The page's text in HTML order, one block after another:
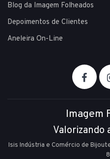
Blog da Imagem Folheados
Depoimentos de Clientes
Aneleira On-Line
Imagem
Valorizando
Isis Indústria e Comércio de